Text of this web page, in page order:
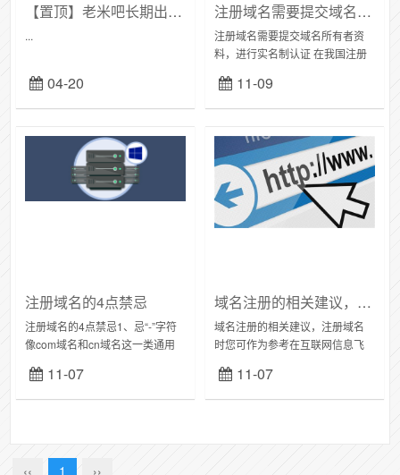
【置顶】老米吧长期出售gname、godaddy【老域名】【ba域名】
...
04-20
注册域名需要提交域名所有者资料，进行实名制认证
注册域名需要提交域名所有者资
料，进行实名制认证 在我国注册
管互联网，防止一些花里花哨的
企业利用域名从事违法犯罪活
11-09
注册域名的4点禁忌
注册域名的4点禁忌1、忌“-”字符
像com域名和cn域名这一类通用
数量可以说是屈指可数。如果使
用连字符“-”就可以产生很多可以
11-07
域名注册的相关建议，注册域名时您可作为参考
域名注册的相关建议，注册域名
时您可作为参考在互联网信息飞
联网上建立所有服务的基础，同
时域名具有唯一性。企业若想要
11-07
‹‹ 1 ››